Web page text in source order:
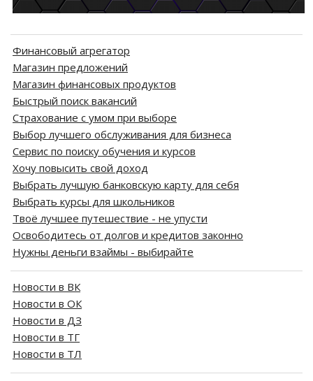
Финансовый агрегатор
Магазин предложений
Магазин финансовых продуктов
Быстрый поиск вакансий
Страхование с умом при выборе
Выбор лучшего обслуживания для бизнеса
Сервис по поиску обучения и курсов
Хочу повысить свой доход
Выбрать лучшую банковскую карту для себя
Выбрать курсы для школьников
Твоё лучшее путешествие - не упусти
Освободитесь от долгов и кредитов законно
Нужны деньги взаймы - выбирайте
Новости в ВК
Новости в ОК
Новости в ДЗ
Новости в ТГ
Новости в ТЛ